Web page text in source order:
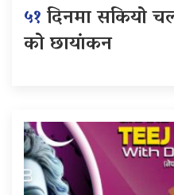
५१दिनमा सकियो
को छायांकन